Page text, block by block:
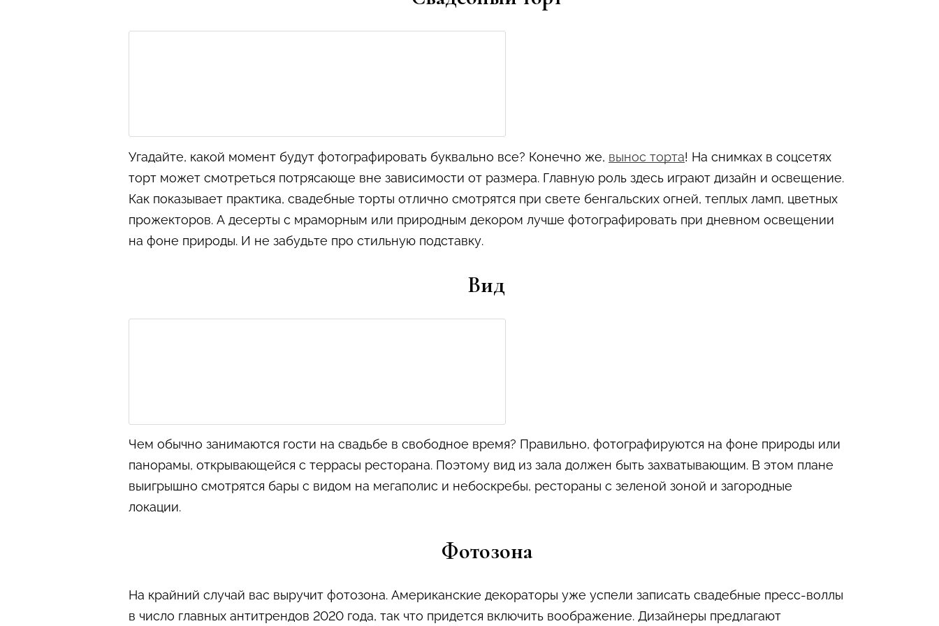
Угадайте, какой момент будут фотографировать буквально все? Конечно же, вынос торта! На снимках в соцсетях
торт может смотреться потрясающе вне зависимости от размера. Главную роль здесь играют дизайн и освещение.
Как показывает практика, свадебные торты отлично смотрятся при свете бенгальских огней, теплых ламп, цветных
прожекторов. А десерты с мраморным или природным декором лучше фотографировать при дневном освещении
на фоне природы. И не забудьте про стильную подставку.
Вид
Чем обычно занимаются гости на свадьбе в свободное время? Правильно, фотографируются на фоне природы или
панорамы, открывающейся с террасы ресторана. Поэтому вид из зала должен быть захватывающим. В этом плане
выигрышно смотрятся бары с видом на мегаполис и небоскребы, рестораны с зеленой зоной и загородные
локации.
Фотозона
На крайний случай вас выручит фотозона. Американские декораторы уже успели записать свадебные пресс-воллы
в число главных антитрендов 2020 года, так что придется включить воображение. Дизайнеры предлагают